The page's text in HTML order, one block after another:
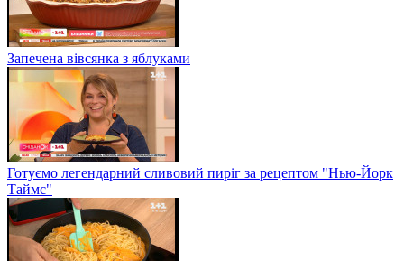
Запечена вівсянка з яблуками
Готуємо легендарний сливовий пиріг за рецептом "Нью-Йорк
Таймс"